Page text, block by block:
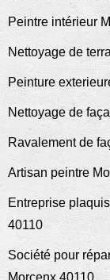
Peintre intérieur
Nettoyage de
Peinture
Nettoyage de
Ravalement de
Artisan peintre
Entreprise
40110
Société pour